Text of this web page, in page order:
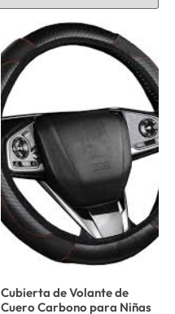
Cubierta de Volante de
Cuero Carbono para Niñas